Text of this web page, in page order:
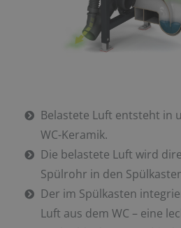
Belastete Luft entsteht in
WC-Keramik.
Die belastete Luft wird
Spülrohr in den
Der im Spülkasten
Luft aus dem WC – eine